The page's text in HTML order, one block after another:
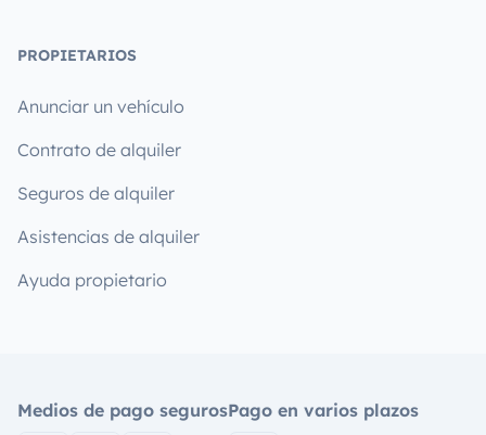
PROPIETARIOS
Anunciar un vehículo
Contrato de alquiler
Seguros de alquiler
Asistencias de alquiler
Ayuda propietario
Medios de pago segurosPago en varios plazos